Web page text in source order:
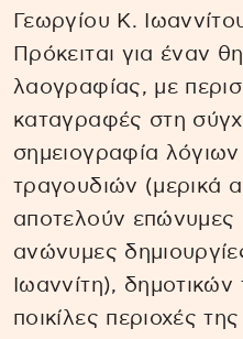
Γεωργίου Κ.
Πρόκειται για έναν
λαογραφίας, με
καταγραφές στη
σημειογραφία
τραγουδιών (μερικά
αποτελούν επώνυμες
ανώνυμες
Ιωαννίτη),
ποικίλες περιοχές